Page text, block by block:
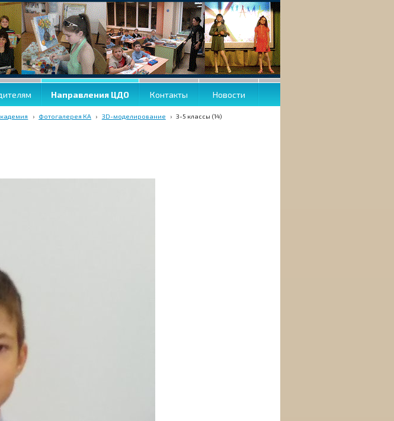
Направления ЦДО Контакты Новости
› Фотогалерея КА › 3D-моделирование › 3-5 классы (14)